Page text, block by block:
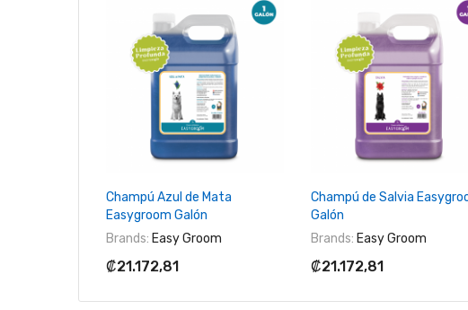
+ Agregar Al Carrito
Champú Azul de Mata
Easygroom Galón
Brands: Easy Groom
₡21.172,81
+ Agregar Al Carrito
Champú de Salvia
Galón
Brands: Easy Groom
₡21.172,81